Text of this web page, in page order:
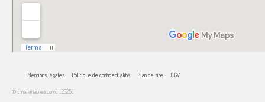
Mentions légales Politique de confidentialité Plan de site CGV
© [malvinacrea.com] [2025]